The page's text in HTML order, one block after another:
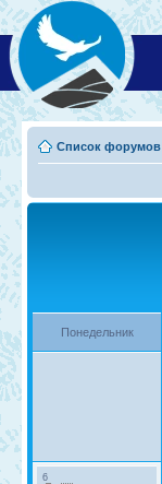
Список форумов
Понедельник
6